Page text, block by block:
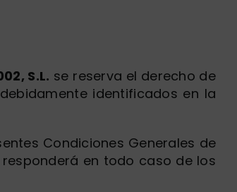
S.L. se reserva el derecho de
identificados en la
Condiciones Generales de
responderá en todo caso de los